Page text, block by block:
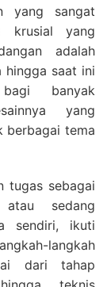
yang sangat
krusial yang
adalah
hingga saat ini
banyak
yang
berbagai tema
tugas sebagai
atau sedang
sendiri, ikuti
langkah
dari tahap